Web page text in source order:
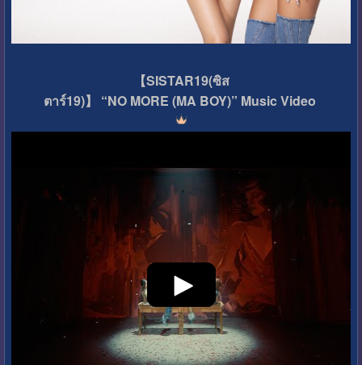
【SISTAR19(ซิส
ตาร์19)】 “NO MORE (MA BOY)” Music Video